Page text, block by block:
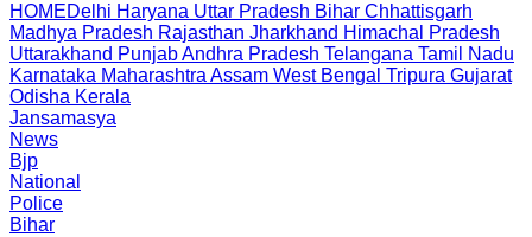
HOMEDelhi Haryana Uttar Pradesh Bihar Chhattisgarh
Madhya Pradesh Rajasthan Jharkhand Himachal Pradesh
Uttarakhand PunjabAndhra Pradesh Telangana Tamil Nadu
Karnataka Maharashtra Assam West Bengal Tripura Gujarat
Odisha Kerala
Jansamasya
News
Bjp
National
Police
Bihar